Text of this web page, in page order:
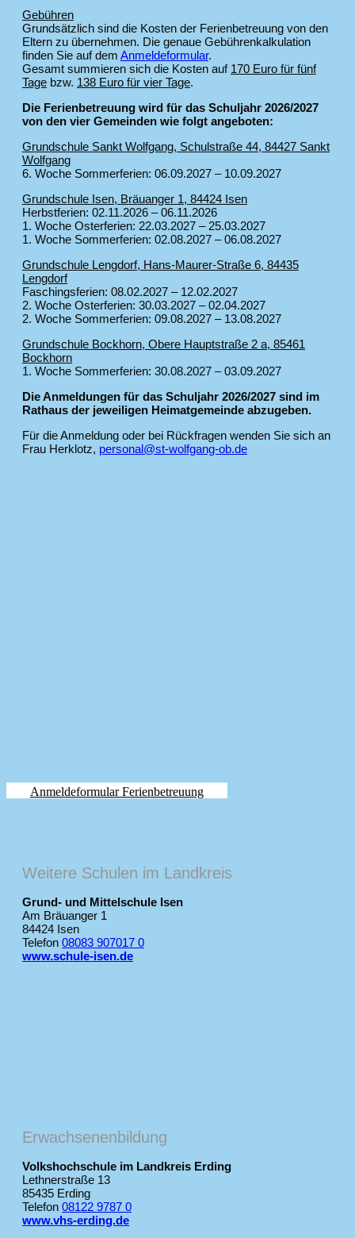
Gebühren
Grundsätzlich sind die Kosten der Ferienbetreuung von den
Eltern zu übernehmen. Die genaue Gebührenkalkulation
finden Sie auf dem Anmeldeformular.
Gesamt summieren sich die Kosten auf 170 Euro für fünf
Tage bzw. 138 Euro für vier Tage.
Die Ferienbetreuung wird für das Schuljahr 2026/2027
von den vier Gemeinden wie folgt angeboten:
Grundschule Sankt Wolfgang, Schulstraße 44, 84427 Sankt
Wolfgang
6. Woche Sommerferien: 06.09.2027 – 10.09.2027
Grundschule Isen, Bräuanger 1, 84424 Isen
Herbstferien: 02.11.2026 – 06.11.2026
1. Woche Osterferien: 22.03.2027 – 25.03.2027
1. Woche Sommerferien: 02.08.2027 – 06.08.2027
Grundschule Lengdorf, Hans-Maurer-Straße 6, 84435
Lengdorf
Faschingsferien: 08.02.2027 – 12.02.2027
2. Woche Osterferien: 30.03.2027 – 02.04.2027
2. Woche Sommerferien: 09.08.2027 – 13.08.2027
Grundschule Bockhorn, Obere Hauptstraße 2 a, 85461
Bockhorn
1. Woche Sommerferien: 30.08.2027 – 03.09.2027
Die Anmeldungen für das Schuljahr 2026/2027 sind im
Rathaus der jeweiligen Heimatgemeinde abzugeben.
Für die Anmeldung oder bei Rückfragen wenden Sie sich an
Frau Herklotz, personal@st-wolfgang-ob.de
Anmeldeformular Ferienbetreuung
Weitere Schulen im Landkreis
Grund- und Mittelschule Isen
Am Bräuanger 1
84424 Isen
Telefon 08083 907017 0
www.schule-isen.de
Erwachsenenbildung
Volkshochschule im Landkreis Erding
Lethnerstraße 13
85435 Erding
Telefon 08122 9787 0
www.vhs-erding.de